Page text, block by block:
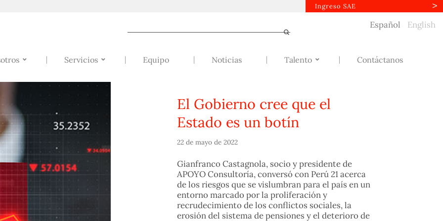
Ingreso SAE
Español English
Servicios Equipo Noticias Talento Contáctanos
El Gobierno cree que el
Estado es un botín
22 de mayo de 2022
Gianfranco Castagnola, socio y presidente de
APOYO Consultoría, conversó con Perú 21 acerca
de los riesgos que se vislumbran para el país en un
entorno marcado por la proliferación y
recrudecimiento de los conflictos sociales, la
erosión del sistema de pensiones y el deterioro de